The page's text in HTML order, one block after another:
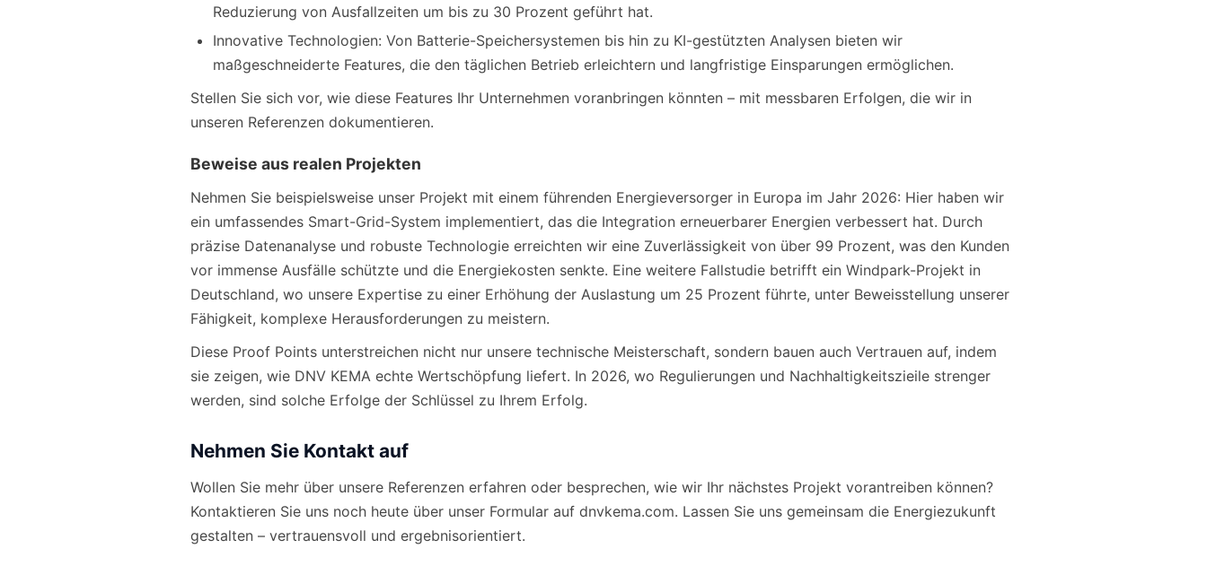
Reduzierung von Ausfallzeiten um bis zu 30 Prozent geführt hat.
Innovative Technologien: Von Batterie-Speichersystemen bis hin zu KI-gestützten Analysen bieten wir
maßgeschneiderte Features, die den täglichen Betrieb erleichtern und langfristige Einsparungen ermöglichen.
Stellen Sie sich vor, wie diese Features Ihr Unternehmen voranbringen könnten – mit messbaren Erfolgen, die wir in
unseren Referenzen dokumentieren.
Beweise aus realen Projekten
Nehmen Sie beispielsweise unser Projekt mit einem führenden Energieversorger in Europa im Jahr 2026: Hier haben wir
ein umfassendes Smart-Grid-System implementiert, das die Integration erneuerbarer Energien verbessert hat. Durch
präzise Datenanalyse und robuste Technologie erreichten wir eine Zuverlässigkeit von über 99 Prozent, was den Kunden
vor immense Ausfälle schützte und die Energiekosten senkte. Eine weitere Fallstudie betrifft ein Windpark-Projekt in
Deutschland, wo unsere Expertise zu einer Erhöhung der Auslastung um 25 Prozent führte, unter Beweisstellung unserer
Fähigkeit, komplexe Herausforderungen zu meistern.
Diese Proof Points unterstreichen nicht nur unsere technische Meisterschaft, sondern bauen auch Vertrauen auf, indem
sie zeigen, wie DNV KEMA echte Wertschöpfung liefert. In 2026, wo Regulierungen und Nachhaltigkeitszieile strenger
werden, sind solche Erfolge der Schlüssel zu Ihrem Erfolg.
Nehmen Sie Kontakt auf
Wollen Sie mehr über unsere Referenzen erfahren oder besprechen, wie wir Ihr nächstes Projekt vorantreiben können?
Kontaktieren Sie uns noch heute über unser Formular auf dnvkema.com. Lassen Sie uns gemeinsam die Energiezukunft
gestalten – vertrauensvoll und ergebnisorientiert.